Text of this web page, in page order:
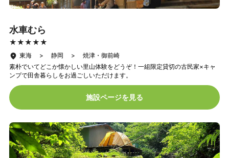
水車むら
★★★★★
★★★★★
東海 > 静岡 > 焼津・御前崎
素朴でいてどこか懐かしい里山体験をどうぞ！一組限定貸切の古民家×キャ
ンプで田舎暮らしをお過ごしいただけます。
施設ページを見る